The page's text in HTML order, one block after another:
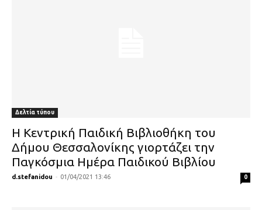
Δελτία τύπου
H Kεντρική Παιδική Βιβλιοθήκη του
Δήμου Θεσσαλονίκης γιορτάζει την
Παγκόσμια Ημέρα Παιδικού Βιβλίου
d.stefanidou - 01/04/2021 13:46 0